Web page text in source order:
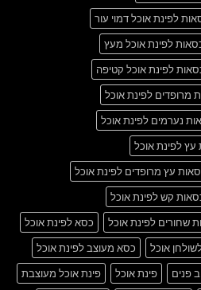
לפינת אוכל דמוי עור
לפינת אוכל מעץ
לפינת אוכל קטיפה
מרופדים לפינת אוכל
נערמים לפינת אוכל
עץ לפינת אוכל
עץ מרופדים לפינת אוכל
קש לפינת אוכל
שחורים לפינת אוכל
כסא לפינת אוכל
אוכל
כסא מעוצב לפינת אוכל
פנים פינת אוכל פינת אוכל מעוצבת